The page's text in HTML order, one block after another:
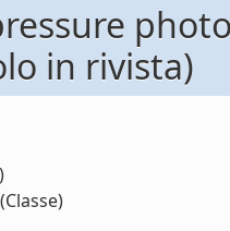
in rivista)
(Classe)